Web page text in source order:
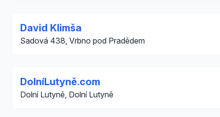
David Klimša
Sadová 438, Vrbno pod Pradědem
DolníLutyně.com
Dolní Lutyně, Dolní Lutyně